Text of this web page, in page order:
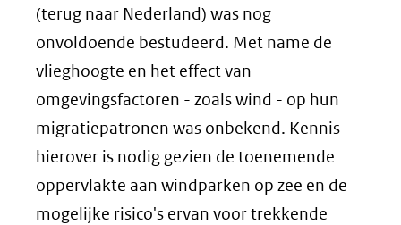
(terug naar Nederland) was nog
onvoldoende bestudeerd. Met name de
vlieghoogte en het effect van
omgevingsfactoren - zoals wind - op hun
migratiepatronen was onbekend. Kennis
hierover is nodig gezien de toenemende
oppervlakte aan windparken op zee en de
mogelijke risico's ervan voor trekkende